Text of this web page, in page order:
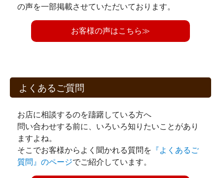
の声を一部掲載させていただいております。
お客様の声はこちら≫
よくあるご質問
お店に相談するのを躊躇している方へ
問い合わせする前に、いろいろ知りたいことがあり
ますよね。
そこでお客様からよく聞かれる質問を 『よくあるご
質問』のページでご紹介しています。